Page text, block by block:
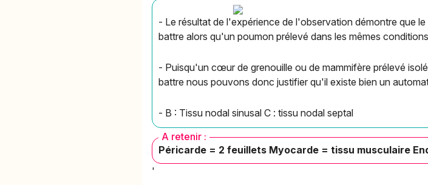
- Le résultat de l'expérience de l'observation démontre que
battre alors qu'un poumon prélevé dans les mêmes
- Puisqu'un cœur de grenouille ou de mammifère prélevé
battre nous pouvons donc justifier qu'il existe bien un
- B : Tissu nodal sinusal C : tissu nodal septal
A retenir :
Péricarde = 2 feuillets Myocarde = tissu musculaire
'